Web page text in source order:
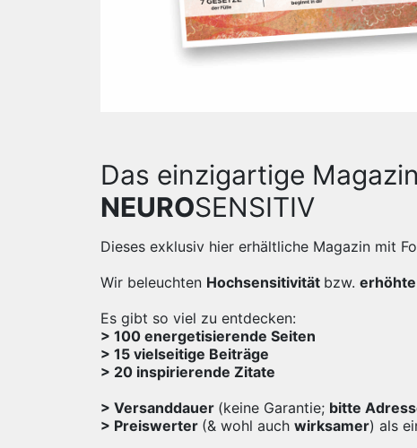
Das einzigartige
NEUROSENSITIV
Dieses exklusiv hier erhältliche Magazin mit
Wir beleuchten Hochsensitivität bzw.
Es gibt so viel zu entdecken:
> 100 energetisierende Seiten
> 15 vielseitige Beiträge
> 20 inspirierende Zitate
> Versanddauer (keine Garantie; bitte
> Preiswerter (& wohl auch wirksamer) als